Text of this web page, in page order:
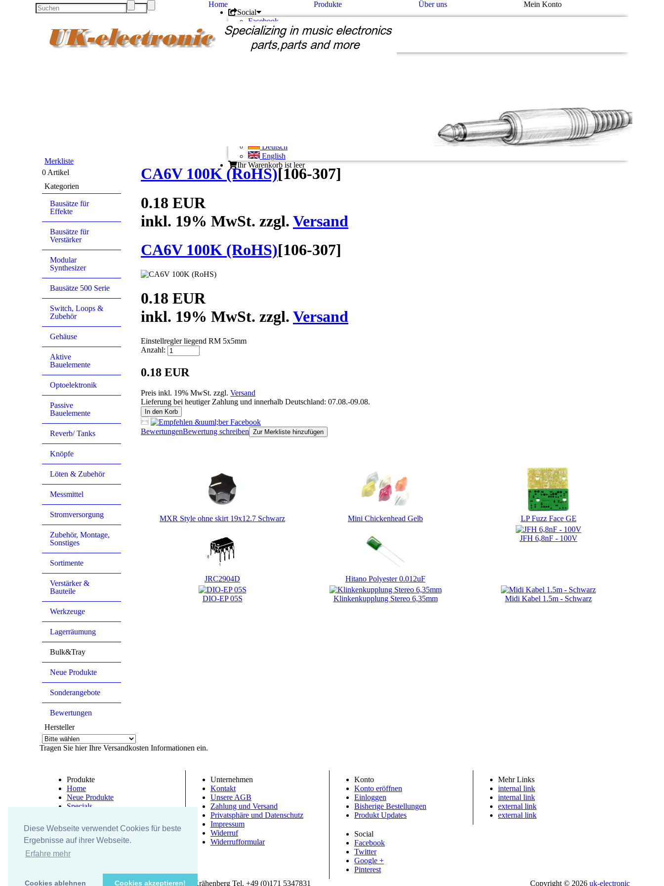
Diese Webseite verwendet Cookies für beste
Ergebnisse auf ihrer Webseite.
Erfahre mehr
Cookies ablehnen Cookies akzeptieren!
Social
Facebook
Twitter
Google +
Pinterest
Deutsch
English
Ihr Warenkorb ist leer
Home Produkte Über uns Mein Konto
CA6V 100K (RoHS)[106-307]
0.18 EUR
inkl. 19% MwSt. zzgl. Versand
CA6V 100K (RoHS)[106-307]
0.18 EUR
inkl. 19% MwSt. zzgl. Versand
Einstellregler liegend RM 5x5mm
Anzahl:
0.18 EUR
Preis inkl. 19% MwSt. zzgl. Versand
Lieferung bei heutiger Zahlung und innerhalb Deutschland: 07.08.-09.08.
In den Korb
BewertungenBewertung schreiben Zur Merkliste hinzufügen
MXR Style ohne skirt 19x12.7 Schwarz Mini Chickenhead Gelb LP Fuzz Face GE
JRC2904D Hitano Polyester 0.012uF
JFH 6,8nF - 100V
DIO-EP 05S Klinkenkupplung Stereo 6,35mm Midi Kabel 1.5m - Schwarz
Merkliste
0 Artikel
Kategorien
Bausätze für
Effekte
Bausätze für
Verstärker
Modular
Synthesizer
Bausätze 500 Serie
Switch, Loops &
Zubehör
Gehäuse
Aktive
Bauelemente
Optoelektronik
Passive
Bauelemente
Reverb/ Tanks
Knöpfe
Löten & Zubehör
Messmittel
Stromversorgung
Zubehör, Montage,
Sonstiges
Sortimente
Verstärker &
Bauteile
Werkzeuge
Lagerräumung
Bulk&Tray
Neue Produkte
Sonderangebote
Bewertungen
Hersteller
Tragen Sie hier Ihre Versandkosten Informationen ein.
Produkte
Home
Neue Produkte
Specials
Unternehmen
Kontakt
Unsere AGB
Zahlung und Versand
Privatsphäre und Datenschutz
Impressum
Widerruf
Widerrufformular
Konto
Konto eröffnen
Einloggen
Bisherige Bestellungen
Produkt Updates
Mehr Links
internal link
internal link
external link
external link
Social
Facebook
Twitter
Google +
Pinterest
UK-electronic Jonas Lauer Ringstrasse 8 66894 Krähenberg Tel. +49 (0)171 5347831
Copyright © 2026 uk-electronic